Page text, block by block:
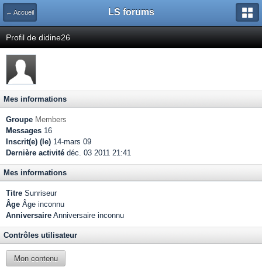
← Accueil LS forums
Profil de didine26
Mes informations
Groupe Members
Messages 16
Inscrit(e) (le) 14-mars 09
Dernière activité déc. 03 2011 21:41
Mes informations
Titre Sunriseur
Âge Âge inconnu
Anniversaire Anniversaire inconnu
Contrôles utilisateur
Mon contenu